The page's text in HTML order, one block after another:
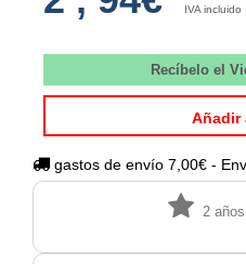
IVA incluido
Recíbelo el
Añadir
gastos de envío 7,00€ -
2